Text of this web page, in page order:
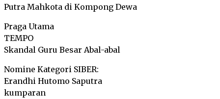
Putra Mahkota di Kompong Dewa
Praga Utama
TEMPO
Skandal Guru Besar Abal-abal
Nomine Kategori SIBER:
Erandhi Hutomo Saputra
kumparan